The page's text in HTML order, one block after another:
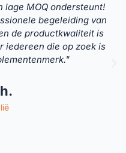
lage MOQ ondersteunt!
begeleiding van
de productkwaliteit is
iedereen die op zoek is